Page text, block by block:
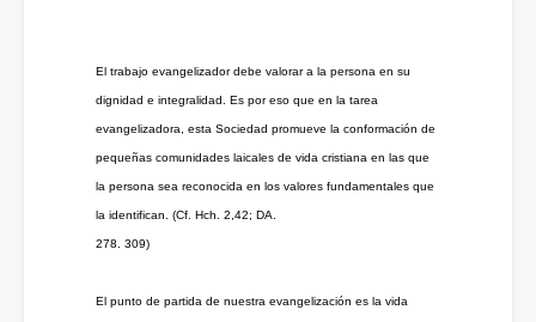
El trabajo evangelizador debe valorar a la persona en su
dignidad e integralidad. Es por eso que en la tarea
evangelizadora, esta Sociedad promueve la conformación de
pequeñas comunidades laicales de vida cristiana en las que
la persona sea reconocida en los valores fundamentales que
la identifican. (Cf. Hch. 2,42; DA.
278. 309)
El punto de partida de nuestra evangelización es la vida